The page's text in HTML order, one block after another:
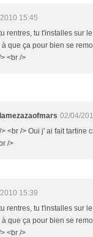
15:45
rentres, tu t'installes sur
à que ça pour bien se
<br />
02/04/
<br /> Oui j' ai fait tartine
/>
15:39
rentres, tu t'installes sur
à que ça pour bien se
<br />